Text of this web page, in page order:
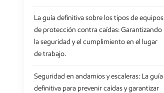
La guía definitiva sobre los tipos de equipos
de protección contra caídas: Garantizando
la seguridad y el cumplimiento en el lugar
de trabajo.
Seguridad en andamios y escaleras: La guía
definitiva para prevenir caídas y garantizar